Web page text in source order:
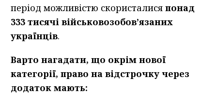
період можливістю скористалисяпонад
333 тисячі військовозобов’язаних
українців.
Варто нагадати, що окрім нової
категорії, право на відстрочку через
додаток мають: